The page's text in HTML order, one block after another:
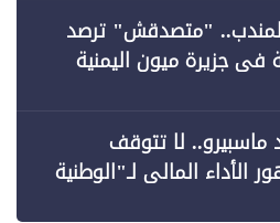
"متصدقش" ترصد
في جزيرة ميون اليمنية
ماسبيرو.. لا تتوقف
المالي لـ"الوطنية